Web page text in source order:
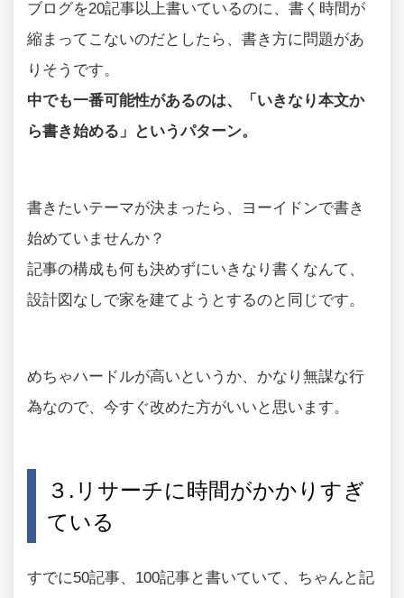
ブログを20記事以上書いているのに、書く時間が
縮まってこないのだとしたら、書き方に問題があ
りそうです。
中でも一番可能性があるのは、「いきなり本文か
ら書き始める」というパターン。
書きたいテーマが決まったら、ヨーイドンで書き
始めていませんか？
記事の構成も何も決めずにいきなり書くなんて、
設計図なしで家を建てようとするのと同じです。
めちゃハードルが高いというか、かなり無謀な行
為なので、今すぐ改めた方がいいと思います。
３.リサーチに時間がかかりすぎ
ている
すでに50記事、100記事と書いていて、ちゃんと記